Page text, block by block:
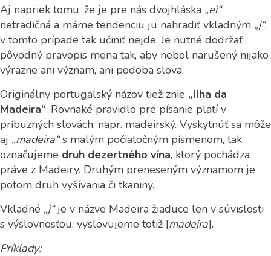
Aj napriek tomu, že je pre nás dvojhláska „ei“
netradičná a máme tendenciu ju nahradiť vkladným „j“,
v tomto prípade tak učiniť nejde. Je nutné dodržať
pôvodný pravopis mena tak, aby nebol narušený nijako
výrazne ani význam, ani podoba slova.
Originálny portugalský názov tiež znie „IIha da
Madeira“. Rovnaké pravidlo pre písanie platí v
príbuzných slovách, napr. madeirský. Vyskytnúť sa môže
aj „madeira“s malým počiatočným písmenom, tak
označujeme druh dezertného vína, ktorý pochádza
práve z Madeiry. Druhým preneseným významom je
potom druh vyšívania či tkaniny.
Vkladné „j“je v názve Madeira žiaduce len v súvislosti
s výslovnosťou, vyslovujeme totiž [madejra].
Príklady: